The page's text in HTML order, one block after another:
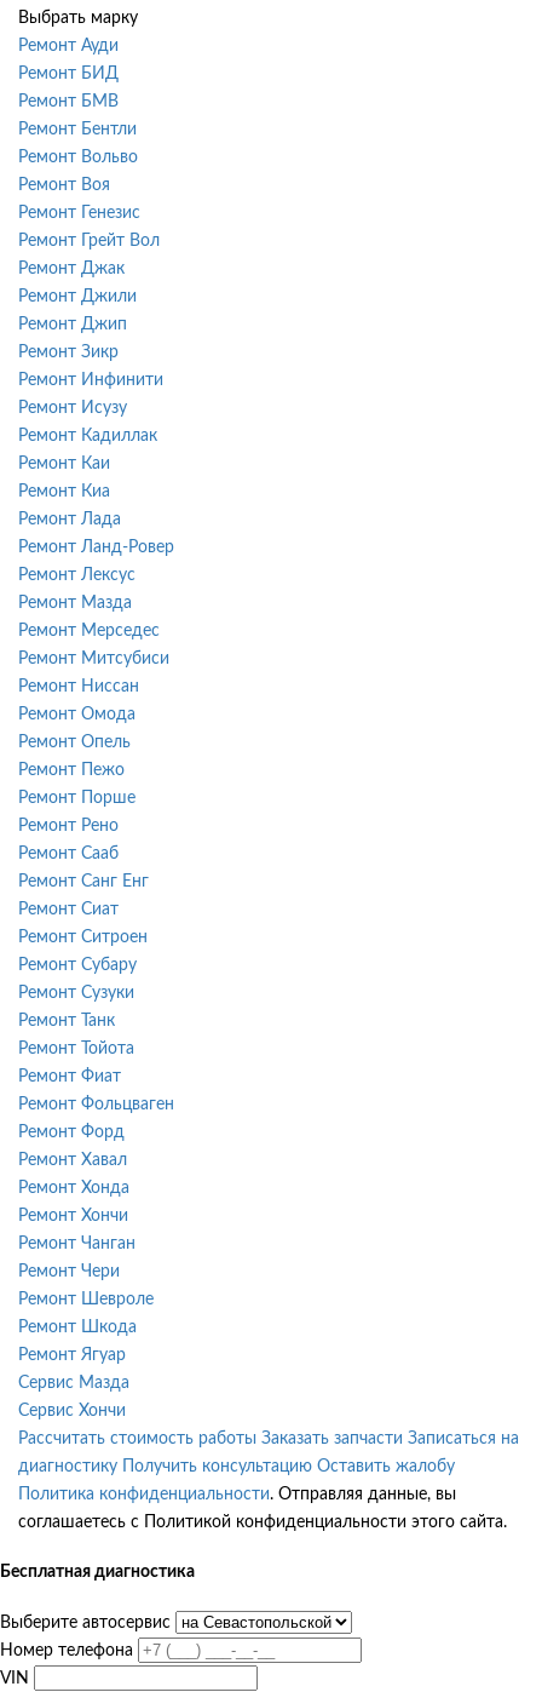
Выбрать марку
Ремонт Ауди
Ремонт БИД
Ремонт БМВ
Ремонт Бентли
Ремонт Вольво
Ремонт Воя
Ремонт Генезис
Ремонт Грейт Вол
Ремонт Джак
Ремонт Джили
Ремонт Джип
Ремонт Зикр
Ремонт Инфинити
Ремонт Исузу
Ремонт Кадиллак
Ремонт Каи
Ремонт Киа
Ремонт Лада
Ремонт Ланд-Ровер
Ремонт Лексус
Ремонт Мазда
Ремонт Мерседес
Ремонт Митсубиси
Ремонт Ниссан
Ремонт Омода
Ремонт Опель
Ремонт Пежо
Ремонт Порше
Ремонт Рено
Ремонт Сааб
Ремонт Санг Енг
Ремонт Сиат
Ремонт Ситроен
Ремонт Субару
Ремонт Сузуки
Ремонт Танк
Ремонт Тойота
Ремонт Фиат
Ремонт Фольцваген
Ремонт Форд
Ремонт Хавал
Ремонт Хонда
Ремонт Хончи
Ремонт Чанган
Ремонт Чери
Ремонт Шевроле
Ремонт Шкода
Ремонт Ягуар
Сервис Мазда
Сервис Хончи
Рассчитать стоимость работы Заказать запчасти Записаться на
диагностику
Получить консультацию Оставить жалобу
Политика конфиденциальности. Отправляя данные, вы
соглашаетесь с Политикой конфиденциальности этого сайта.
Бесплатная диагностика
Выберите автосервис
Номер телефона
VIN